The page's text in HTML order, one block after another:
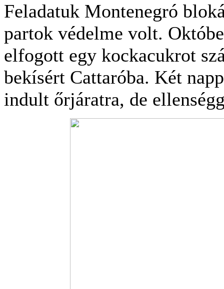
Feladatuk Montenegró
partok védelme volt.
elfogott egy kockacukrot
bekísért Cattaróba. Két
indult őrjáratra, de